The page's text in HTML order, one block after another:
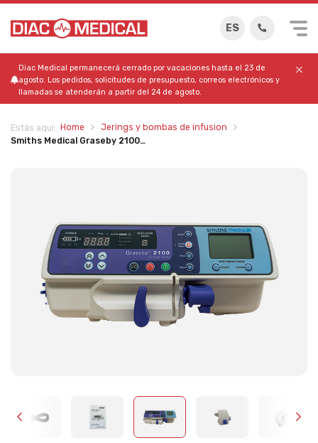
ES
Diac Medical permanecerá cerrado por vacaciones hasta el 23 de
agosto. Los pedidos, solicitudes de presupuesto, correos electrónicos y
llamadas se atenderán a partir del 24 de agosto.
Estás aquí: Home
Jerings y bombas de infusion
Smiths Medical Graseby 2100…